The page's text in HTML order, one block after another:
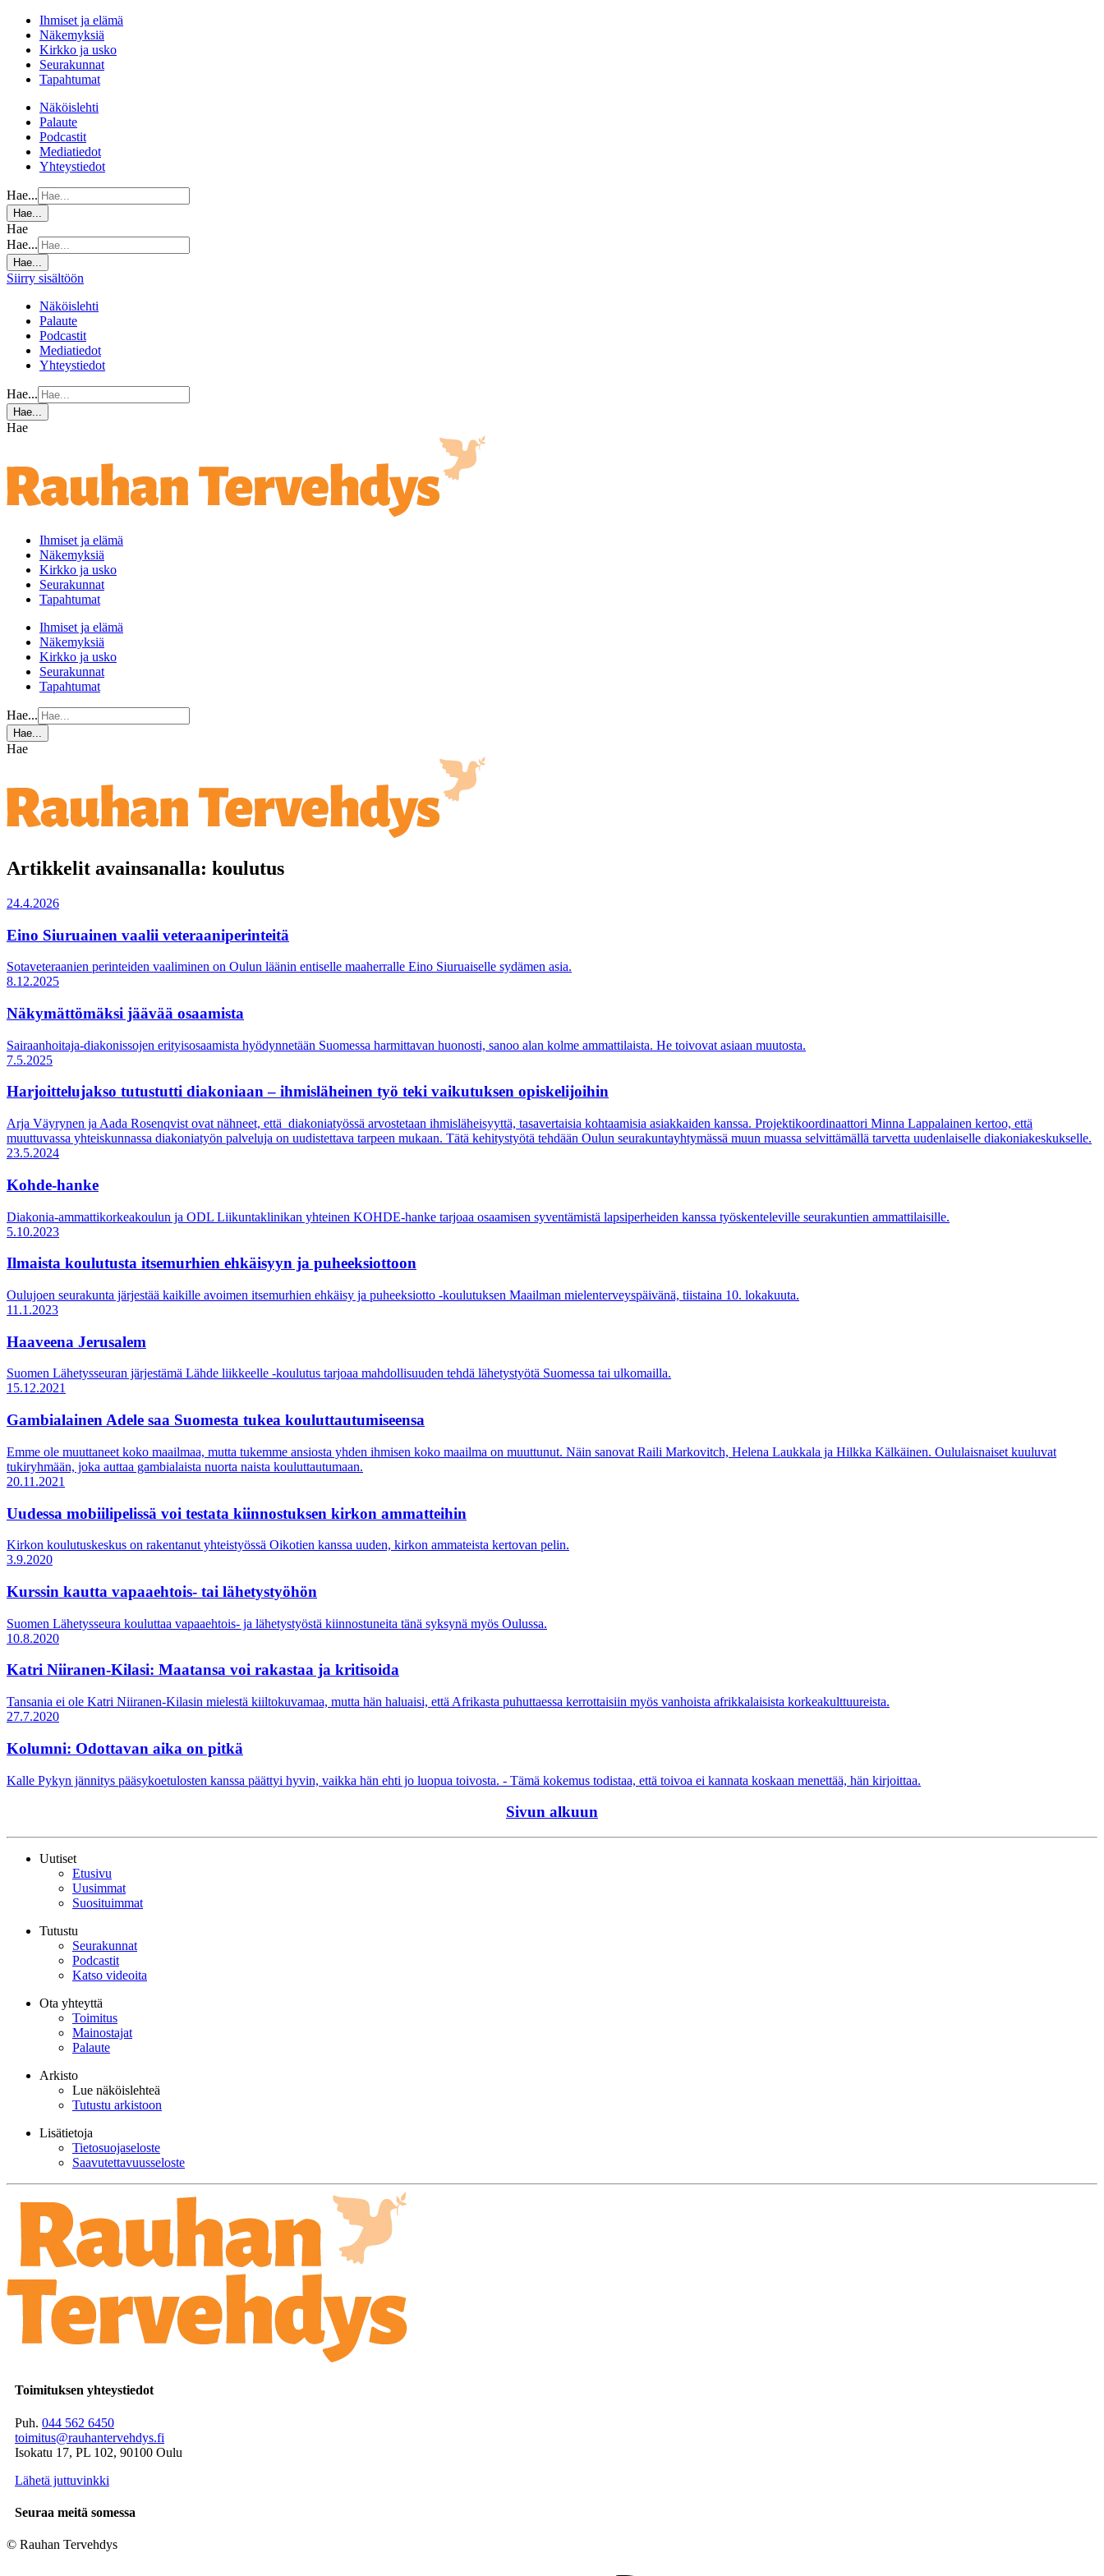
Ihmiset ja elämä
Näkemyksiä
Kirkko ja usko
Seurakunnat
Tapahtumat
Näköislehti
Palaute
Podcastit
Mediatiedot
Yhteystiedot
Hae...
Hae...
Hae
Hae...
Hae...
Siirry sisältöön
Näköislehti
Palaute
Podcastit
Mediatiedot
Yhteystiedot
Hae...
Hae...
Hae
Ihmiset ja elämä
Näkemyksiä
Kirkko ja usko
Seurakunnat
Tapahtumat
Ihmiset ja elämä
Näkemyksiä
Kirkko ja usko
Seurakunnat
Tapahtumat
Hae...
Hae...
Hae
Artikkelit avainsanalla: koulutus
24.4.2026
Eino Siuruainen vaalii veteraaniperinteitä
Sotaveteraanien perinteiden vaaliminen on Oulun läänin entiselle maaherralle Eino Siuruaiselle sydämen asia.
8.12.2025
Näkymättömäksi jäävää osaamista
Sairaanhoitaja-diakonissojen erityisosaamista hyödynnetään Suomessa harmittavan huonosti, sanoo alan kolme ammattilaista. He toivovat asiaan muutosta.
7.5.2025
Harjoittelujakso tutustutti diakoniaan – ihmisläheinen työ teki vaikutuksen opiskelijoihin
Arja Väyrynen ja Aada Rosenqvist ovat nähneet, että diakoniatyössä arvostetaan ihmisläheisyyttä, tasavertaisia kohtaamisia asiakkaiden kanssa. Projektikoordinaattori Minna Lappalainen kertoo, että
muuttuvassa yhteiskunnassa diakoniatyön palveluja on uudistettava tarpeen mukaan. Tätä kehitystyötä tehdään Oulun seurakuntayhtymässä muun muassa selvittämällä tarvetta uudenlaiselle diakoniakeskukselle.
23.5.2024
Kohde-hanke
Diakonia-ammattikorkeakoulun ja ODL Liikuntaklinikan yhteinen KOHDE-hanke tarjoaa osaamisen syventämistä lapsiperheiden kanssa työskenteleville seurakuntien ammattilaisille.
5.10.2023
Ilmaista koulutusta itsemurhien ehkäisyyn ja puheeksiottoon
Oulujoen seurakunta järjestää kaikille avoimen itsemurhien ehkäisy ja puheeksiotto -koulutuksen Maailman mielenterveyspäivänä, tiistaina 10. lokakuuta.
11.1.2023
Haaveena Jerusalem
Suomen Lähetysseuran järjestämä Lähde liikkeelle -koulutus tarjoaa mahdollisuuden tehdä lähetystyötä Suomessa tai ulkomailla.
15.12.2021
Gambialainen Adele saa Suomesta tukea kouluttautumiseensa
Emme ole muuttaneet koko maailmaa, mutta tukemme ansiosta yhden ihmisen koko maailma on muuttunut. Näin sanovat Raili Markovitch, Helena Laukkala ja Hilkka Kälkäinen. Oululaisnaiset kuuluvat
tukiryhmään, joka auttaa gambialaista nuorta naista kouluttautumaan.
20.11.2021
Uudessa mobiilipelissä voi testata kiinnostuksen kirkon ammatteihin
Kirkon koulutuskeskus on rakentanut yhteistyössä Oikotien kanssa uuden, kirkon ammateista kertovan pelin.
3.9.2020
Kurssin kautta vapaaehtois- tai lähetystyöhön
Suomen Lähetysseura kouluttaa vapaaehtois- ja lähetystyöstä kiinnostuneita tänä syksynä myös Oulussa.
10.8.2020
Katri Niiranen-Kilasi: Maatansa voi rakastaa ja kritisoida
Tansania ei ole Katri Niiranen-Kilasin mielestä kiiltokuvamaa, mutta hän haluaisi, että Afrikasta puhuttaessa kerrottaisiin myös vanhoista afrikkalaisista korkeakulttuureista.
27.7.2020
Kolumni: Odottavan aika on pitkä
Kalle Pykyn jännitys pääsykoetulosten kanssa päättyi hyvin, vaikka hän ehti jo luopua toivosta. - Tämä kokemus todistaa, että toivoa ei kannata koskaan menettää, hän kirjoittaa.
Sivun alkuun
Uutiset
Etusivu
Uusimmat
Suosituimmat
Tutustu
Seurakunnat
Podcastit
Katso videoita
Ota yhteyttä
Toimitus
Mainostajat
Palaute
Arkisto
Lue näköislehteä
Tutustu arkistoon
Lisätietoja
Tietosuojaseloste
Saavutettavuusseloste
Toimituksen yhteystiedot
Puh. 044 562 6450
toimitus@rauhantervehdys.fi
Isokatu 17, PL 102, 90100 Oulu
Lähetä juttuvinkki
Seuraa meitä somessa
© Rauhan Tervehdys